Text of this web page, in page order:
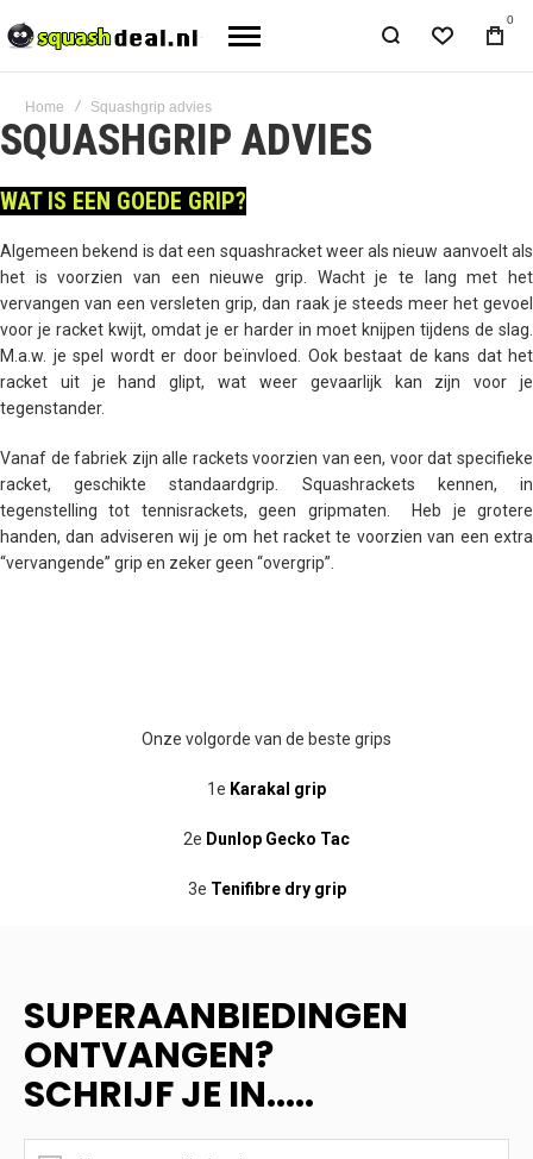
0
Home Squashgrip advies
SQUASHGRIP ADVIES
WAT IS EEN GOEDE GRIP?
Algemeen bekend is dat een squashracket weer als nieuw aanvoelt als
het is voorzien van een nieuwe grip. Wacht je te lang met het
vervangen van een versleten grip, dan raak je steeds meer het gevoel
voor je racket kwijt, omdat je er harder in moet knijpen tijdens de slag.
M.a.w. je spel wordt er door beïnvloed. Ook bestaat de kans dat het
racket uit je hand glipt, wat weer gevaarlijk kan zijn voor je
tegenstander.
Vanaf de fabriek zijn alle rackets voorzien van een, voor dat specifieke
racket, geschikte standaardgrip. Squashrackets kennen, in
tegenstelling tot tennisrackets, geen gripmaten. Heb je grotere
handen, dan adviseren wij je om het racket te voorzien van een extra
“vervangende” grip en zeker geen “overgrip”.
Onze volgorde van de beste grips
1e Karakal grip
2e Dunlop Gecko Tac
3e Tenifibre dry grip
SUPERAANBIEDINGEN
ONTVANGEN?
SCHRIJF JE IN.....